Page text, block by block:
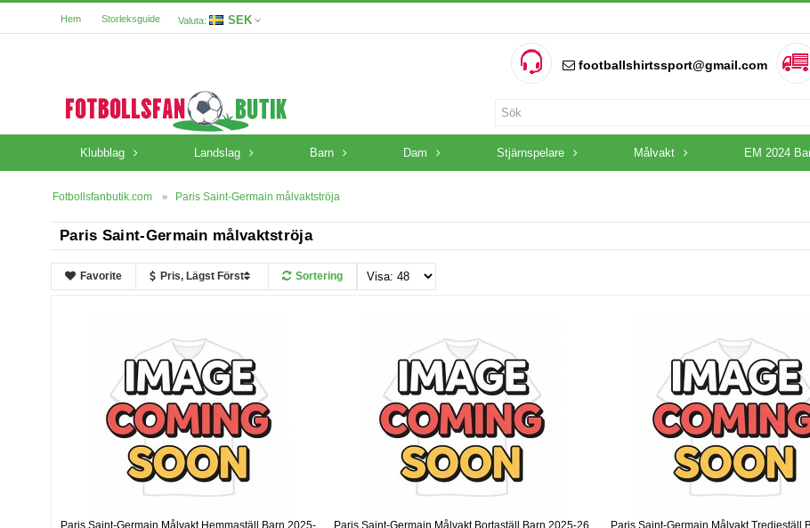
Hem Storleksguide Valuta: SEK
footballshirtssport@gmail.com
Klubblag Landslag Barn Dam Stjärnspelare Målvakt EM 2024
Fotbollsfanbutik.com Paris Saint-Germain målvaktströja
Paris Saint-Germain målvaktströja
Favorite Pris, Lägst Först Sortering
Paris Saint-Germain Målvakt Hemmaställ Barn 2025-
Paris Saint-Germain Målvakt Bortaställ Barn 2025-26
Paris Saint-Germain Målvakt Tredjeställ